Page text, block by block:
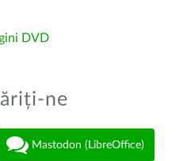
DVD
ne
Mastodon (LibreOffice)